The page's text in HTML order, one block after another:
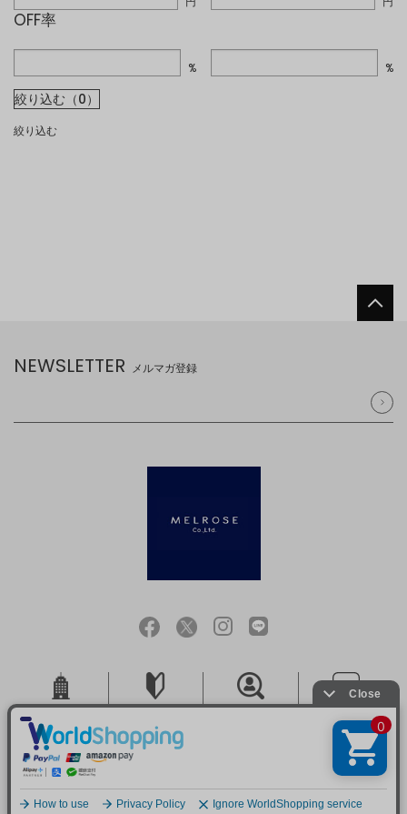
OFF率
% %
絞り込む（0）
絞り込む
NEWSLETTER メルマガ登録
会社概要 お問い合せ
ご利用規約 特定商取引法に基づく表記
COPYRIGHT (C) MELROSE CO.,LTD.ALL RIGHTS RESERVED.